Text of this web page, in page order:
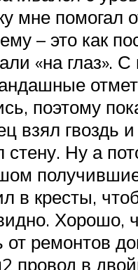
мне помогал
– это как
«на глаз». С
поэтому
взял гвоздь
стену. Ну а
в кресты,
Хорошо,
от ремонтов
провод в